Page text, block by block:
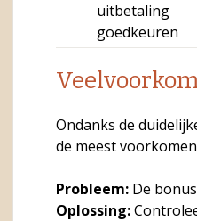
uitbetaling
goedkeuren
Ondanks de
de meest
Probleem:De
Oplossing: